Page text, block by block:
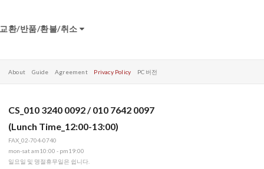
교환/반품/환불/취소
About Guide Agreement Privacy Policy PC 버전
CS_010 3240 0092 / 010 7642 0097
(Lunch Time_12:00-13:00)
FAX_02-704-0740
mon-sat am10:00 - pm19:00
일요일 및 명절휴무일은 쉽니다.